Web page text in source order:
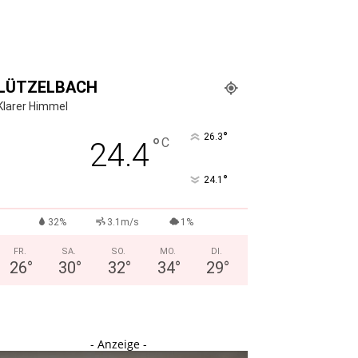
Himmel
24.4°C 26.3°
24.1 °
32% 3.1m/s 1%
FR.
26°
SA.
30°
SO.
32°
MO.
34°
DI.
29°
- Anzeige -